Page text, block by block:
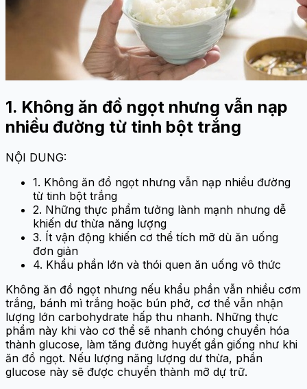
1. Không ăn đồ ngọt nhưng vẫn nạp
nhiều đường từ tinh bột trắng
NỘI DUNG:
1. Không ăn đồ ngọt nhưng vẫn nạp nhiều đường
từ tinh bột trắng
2. Những thực phẩm tưởng lành mạnh nhưng dễ
khiến dư thừa năng lượng
3. Ít vận động khiến cơ thể tích mỡ dù ăn uống
đơn giản
4. Khẩu phần lớn và thói quen ăn uống vô thức
Không ăn đồ ngọt nhưng nếu khẩu phần vẫn nhiều cơm
trắng, bánh mì trắng hoặc bún phở, cơ thể vẫn nhận
lượng lớn carbohydrate hấp thu nhanh. Những thực
phẩm này khi vào cơ thể sẽ nhanh chóng chuyển hóa
thành glucose, làm tăng đường huyết gần giống như khi
ăn đồ ngọt. Nếu lượng năng lượng dư thừa, phần
glucose này sẽ được chuyển thành mỡ dự trữ.